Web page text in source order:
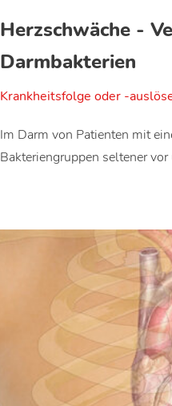
Herzschwäche -
Darmbakterien
Krankheitsfolge oder -
Im Darm von Patienten mit
Bakteriengruppen seltener